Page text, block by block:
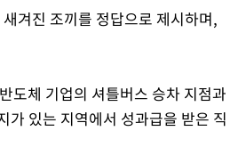
겨진 조끼를 정답으로 제시하며,
도체 기업의 셔틀버스 승차 지점과
가 있는 지역에서 성과급을 받은 직